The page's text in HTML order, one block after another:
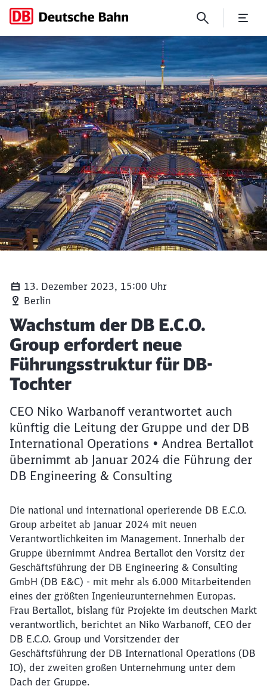
Wachstum der DB E.C.O.
13. Dezember 2023, 15:00 Uhr
Berlin
Artikel:
Wachstum der DB E.C.O.
Group erfordert neue
Führungsstruktur für DB-
Tochter
CEO Niko Warbanoff verantwortet auch
künftig die Leitung der Gruppe und der DB
International Operations • Andrea Bertallot
übernimmt ab Januar 2024 die Führung der
DB Engineering & Consulting
Die national und international operierende DB E.C.O.
Group arbeitet ab Januar 2024 mit neuen
Verantwortlichkeiten im Management. Innerhalb der
Gruppe übernimmt Andrea Bertallot den Vorsitz der
Geschäftsführung der DB Engineering & Consulting
GmbH (DB E&C) - mit mehr als 6.000 Mitarbeitenden
eines der größten Ingenieurunternehmen Europas.
Frau Bertallot, bislang für Projekte im deutschen Markt
verantwortlich, berichtet an Niko Warbanoff, CEO der
DB E.C.O. Group und Vorsitzender der
Geschäftsführung der DB International Operations (DB
IO), der zweiten großen Unternehmung unter dem
Dach der Gruppe.